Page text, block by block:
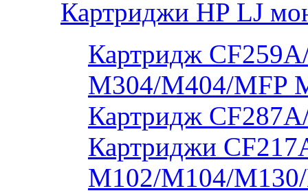
Картриджи HP LJ
Картридж
M304/M404/MFP
Картридж
Картриджи
M102/M104/